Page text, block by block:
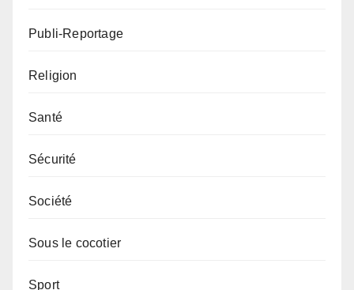
Publi-Reportage
Religion
Santé
Sécurité
Société
Sous le cocotier
Sport